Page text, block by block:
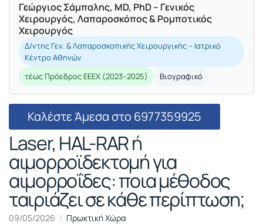
Γεώργιος Σάμπαλης, MD, PhD – Γενικός
Χειρουργός, Λαπαροσκόπος & Ρομποτικός
Χειρουργός
Δ/ντης Γεν. & Λαπαροσκοπικής Χειρουργικής – Ιατρικό
Κέντρο Αθηνών
τέως Πρόεδρος ΕΕΕΧ (2023–2025)
Βιογραφικό
Καλέστε Άμεσα στο 6977359925
Laser, HAL-RAR ή
αιμορροϊδεκτομή για
αιμορροΐδες: ποια μέθοδος
ταιριάζει σε κάθε περίπτωση;
09/05/2026 Πρωκτική Χώρα